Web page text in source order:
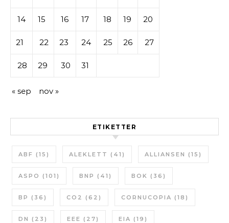
14 15 16 17 18 19 20
21 22 23 24 25 26 27
28 29 30 31
« sep nov »
ETIKETTER
ABF (15) ALEKLETT (41) ALLIANSEN (15)
ASPO (101) BNP (41) BOK (36)
BP (36) CO2 (62) CORNUCOPIA (18)
DN (23) EEE (27) EIA (19)